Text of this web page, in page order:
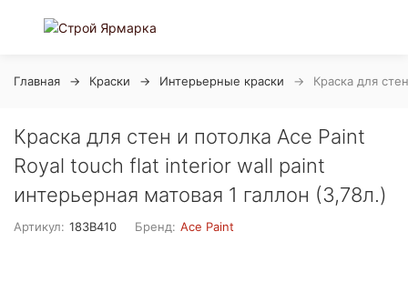
Главная Краски Интерьерные краски Краска для
Краска для стен и потолка Ace Paint
Royal touch flat interior wall paint
интерьерная матовая 1 галлон (3,78л.)
Артикул: 183B410 Бренд: Ace Paint